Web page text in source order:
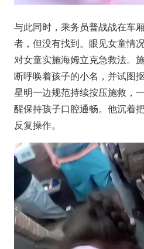
与此同时，乘务员普战战在车
者，但没有找到。眼见女童情
对女童实施海姆立克急救法。
断呼唤着孩子的小名，并试图
星明一边规范持续按压施救，
醒保持孩子口腔通畅。他沉着
反复操作。